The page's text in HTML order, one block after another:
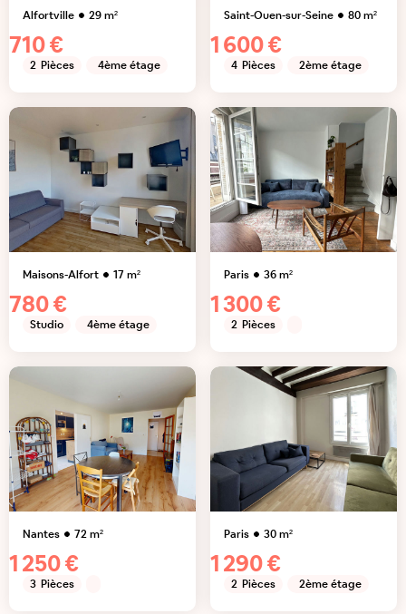
Alfortville 29m²
710 €
2 Pièces 4ème étage
Saint-Ouen-sur-Seine 80m²
1 600 €
4 Pièces 2ème étage
Maisons-Alfort 17m²
780 €
Studio 4ème étage
Paris 36m²
1 300 €
2 Pièces
Nantes 72m²
1 250 €
3 Pièces
Paris 30m²
1 290 €
2 Pièces 2ème étage